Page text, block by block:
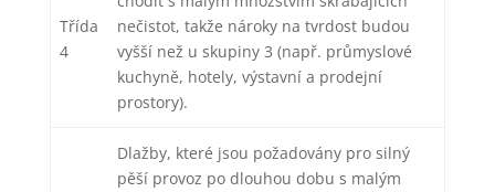
Třída
4
nečistot, takže nároky na tvrdost budou
vyšší než u skupiny 3 (např. průmyslové
kuchyně, hotely, výstavní a prodejní
prostory).
Dlažby, které jsou požadovány pro silný
pěší provoz po dlouhou dobu s malým